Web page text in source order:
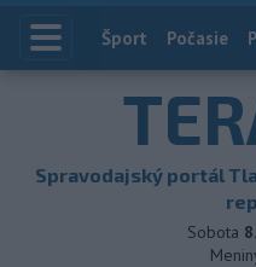
Index
Šport Počasie
Spravodajský portál
Sobota